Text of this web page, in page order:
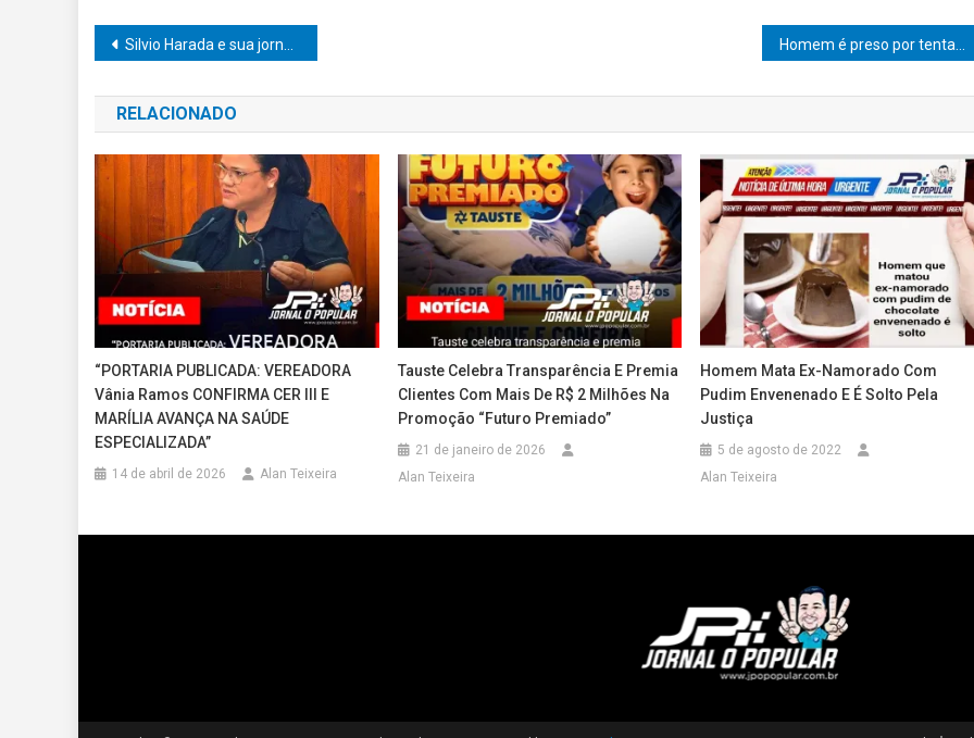
Navegação
de
Post
Silvio Harada e sua jornada em São Paulo: Fortalecendo laços políticos e impulsionando projetos para Marília Homem é preso por tentativa de feminicídio após esfaquear ex-companheira em Marília
RELACIONADO
“PORTARIA PUBLICADA: VEREADORA
Vânia Ramos CONFIRMA CER III E
MARÍLIA AVANÇA NA SAÚDE
ESPECIALIZADA”
14 de abril de 2026 Alan Teixeira
Tauste Celebra Transparência E Premia
Clientes Com Mais De R$ 2 Milhões Na
Promoção “Futuro Premiado”
21 de janeiro de 2026
Alan Teixeira
Homem Mata Ex-Namorado Com
Pudim Envenenado E É Solto Pela
Justiça
5 de agosto de 2022
Alan Teixeira